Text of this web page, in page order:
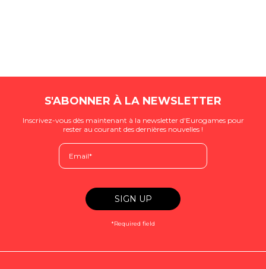
S'ABONNER À LA NEWSLETTER
Inscrivez-vous dès maintenant à la newsletter d'Eurogames pour
rester au courant des dernières nouvelles !
*Required field